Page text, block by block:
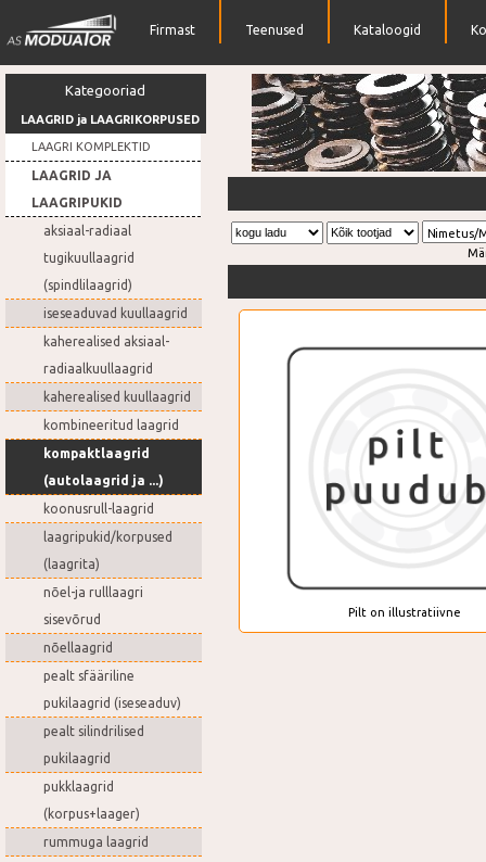
Firmast Teenused Kataloogid
Kategooriad
LAAGRID ja LAAGRIKORPUSED
LAAGRI KOMPLEKTID
LAAGRID JA
LAAGRIPUKID
aksiaal-radiaal
tugikuullaagrid
(spindlilaagrid)
iseseaduvad kuullaagrid
kaherealised aksiaal-
radiaalkuullaagrid
kaherealised kuullaagrid
kombineeritud laagrid
kompaktlaagrid
(autolaagrid ja ...)
koonusrull-laagrid
laagripukid/korpused
(laagrita)
nõel-ja rulllaagri
sisevõrud
nõellaagrid
pealt sfääriline
pukilaagrid (iseseaduv)
pealt silindrilised
pukilaagrid
pukklaagrid
(korpus+laager)
rummuga laagrid
Nimetus/
Pilt on illustratiivne